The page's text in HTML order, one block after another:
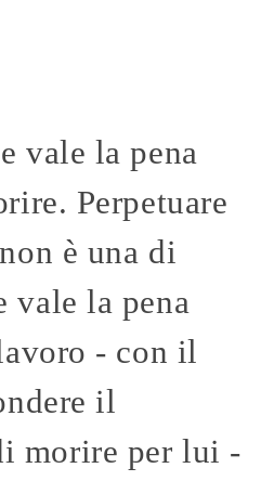
vale la pena
Perpetuare
è una di
vale la pena
- con il
il
morire per lui -